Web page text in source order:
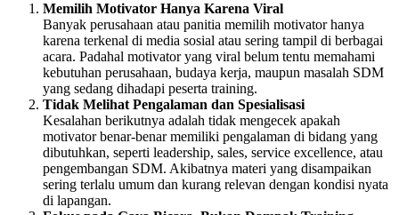
Memilih Motivator Hanya Karena Viral
Banyak perusahaan atau panitia memilih motivator hanya
karena terkenal di media sosial atau sering tampil di berbagai
acara. Padahal motivator yang viral belum tentu memahami
kebutuhan perusahaan, budaya kerja, maupun masalah SDM
yang sedang dihadapi peserta training.
Tidak Melihat Pengalaman dan Spesialisasi
Kesalahan berikutnya adalah tidak mengecek apakah
motivator benar-benar memiliki pengalaman di bidang yang
dibutuhkan, seperti leadership, sales, service excellence, atau
pengembangan SDM. Akibatnya materi yang disampaikan
sering terlalu umum dan kurang relevan dengan kondisi nyata
di lapangan.